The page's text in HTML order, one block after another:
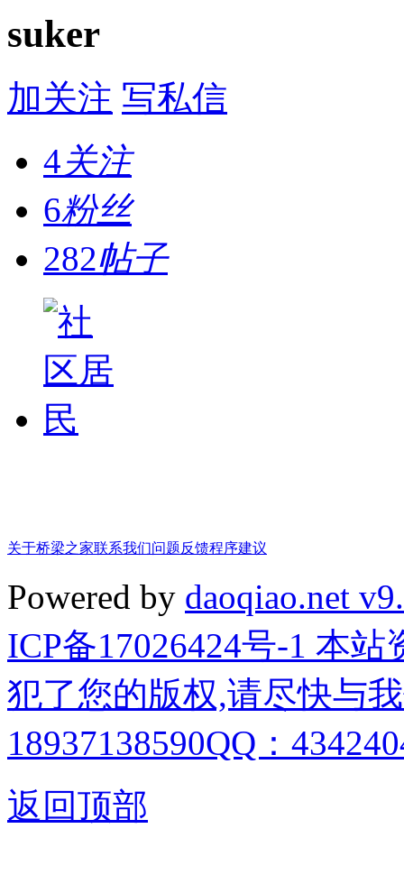
suker
加关注 写私信
4关注
6粉丝
282帖子
关于桥梁之家联系我们问题反馈程序建议
Powered by daoqiao.net
ICP备17026424号-1 本
犯了您的版权,请尽快与
18937138590QQ：
返回顶部